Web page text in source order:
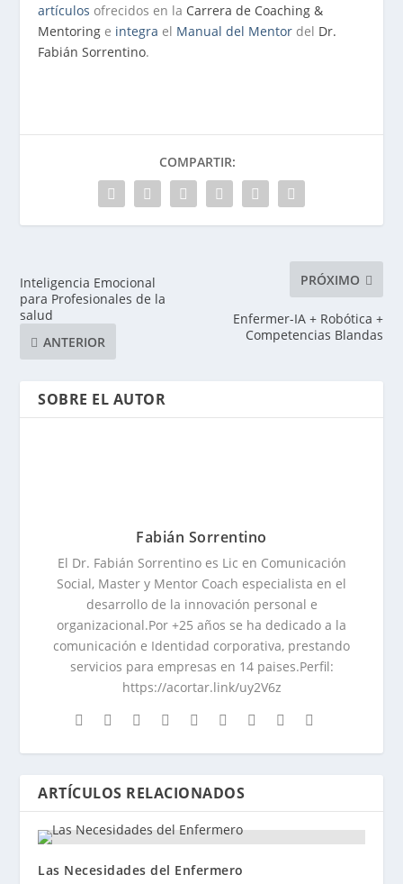
artículos ofrecidos en la Carrera de Coaching &
Mentoring e integra el Manual del Mentor del Dr.
Fabián Sorrentino.
COMPARTIR:
Inteligencia Emocional
para Profesionales de la
salud
ANTERIOR
PRÓXIMO
Enfermer-IA + Robótica +
Competencias Blandas
SOBRE EL AUTOR
Fabián Sorrentino
El Dr. Fabián Sorrentino es Lic en Comunicación
Social, Master y Mentor Coach especialista en el
desarrollo de la innovación personal e
organizacional.Por +25 años se ha dedicado a la
comunicación e Identidad corporativa, prestando
servicios para empresas en 14 paises.Perfil:
https://acortar.link/uy2V6z
ARTÍCULOS RELACIONADOS
Las Necesidades del Enfermero